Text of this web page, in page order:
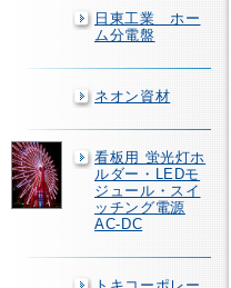
日東工業 ホー
ム分電盤
ネオン資材
看板用 蛍光灯ホ
ルダー・LEDモ
ジュール・スイ
ッチング電源
AC-DC